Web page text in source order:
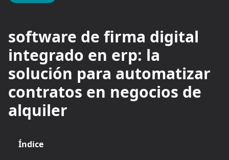
software de firma digital
integrado en erp: la
solución para automatizar
contratos en negocios de
alquiler
Índice